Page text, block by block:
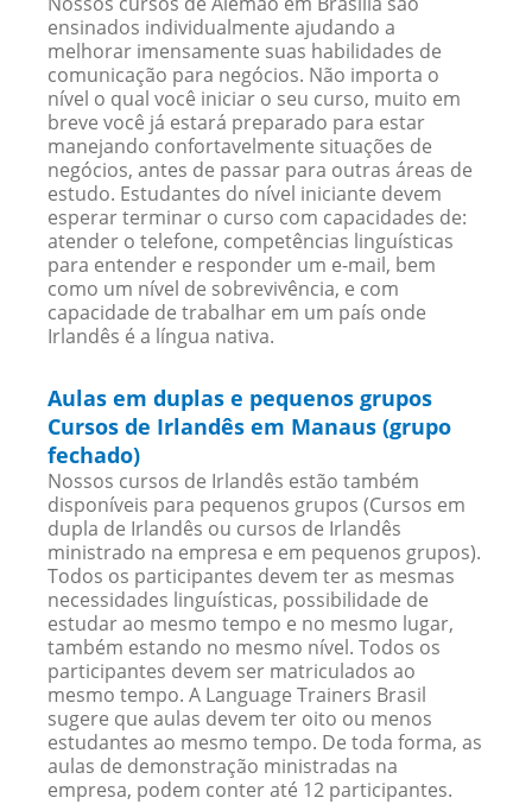
ensinados individualmente ajudando a
melhorar imensamente suas habilidades de
comunicação para negócios. Não importa o
nível o qual você iniciar o seu curso, muito em
breve você já estará preparado para estar
manejando confortavelmente situações de
negócios, antes de passar para outras áreas de
estudo. Estudantes do nível iniciante devem
esperar terminar o curso com capacidades de:
atender o telefone, competências linguísticas
para entender e responder um e-mail, bem
como um nível de sobrevivência, e com
capacidade de trabalhar em um país onde
Irlandês é a língua nativa.
Aulas em duplas e pequenos grupos
Cursos de Irlandês em Manaus (grupo
fechado)
Nossos cursos de Irlandês estão também
disponíveis para pequenos grupos (Cursos em
dupla de Irlandês ou cursos de Irlandês
ministrado na empresa e em pequenos grupos).
Todos os participantes devem ter as mesmas
necessidades linguísticas, possibilidade de
estudar ao mesmo tempo e no mesmo lugar,
também estando no mesmo nível. Todos os
participantes devem ser matriculados ao
mesmo tempo. A Language Trainers Brasil
sugere que aulas devem ter oito ou menos
estudantes ao mesmo tempo. De toda forma, as
aulas de demonstração ministradas na
empresa, podem conter até 12 participantes.